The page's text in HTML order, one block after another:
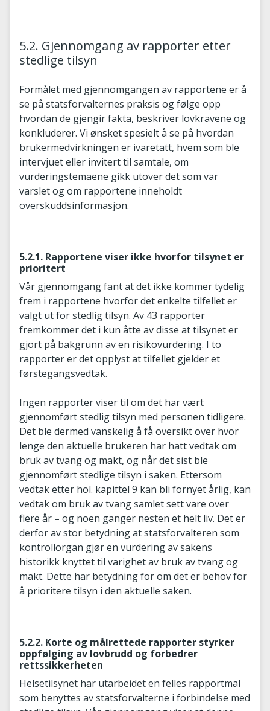
5.2. Gjennomgang av rapporter etter
stedlige tilsyn
Formålet med gjennomgangen av rapportene er å
se på statsforvalternes praksis og følge opp
hvordan de gjengir fakta, beskriver lovkravene og
konkluderer. Vi ønsket spesielt å se på hvordan
brukermedvirkningen er ivaretatt, hvem som ble
intervjuet eller invitert til samtale, om
vurderingstemaene gikk utover det som var
varslet og om rapportene inneholdt
overskuddsinformasjon.
5.2.1. Rapportene viser ikke hvorfor tilsynet er
prioritert
Vår gjennomgang fant at det ikke kommer tydelig
frem i rapportene hvorfor det enkelte tilfellet er
valgt ut for stedlig tilsyn. Av 43 rapporter
fremkommer det i kun åtte av disse at tilsynet er
gjort på bakgrunn av en risikovurdering. I to
rapporter er det opplyst at tilfellet gjelder et
førstegangsvedtak.
Ingen rapporter viser til om det har vært
gjennomført stedlig tilsyn med personen tidligere.
Det ble dermed vanskelig å få oversikt over hvor
lenge den aktuelle brukeren har hatt vedtak om
bruk av tvang og makt, og når det sist ble
gjennomført stedlige tilsyn i saken. Ettersom
vedtak etter hol. kapittel 9 kan bli fornyet årlig, kan
vedtak om bruk av tvang samlet sett vare over
flere år – og noen ganger nesten et helt liv. Det er
derfor av stor betydning at statsforvalteren som
kontrollorgan gjør en vurdering av sakens
historikk knyttet til varighet av bruk av tvang og
makt. Dette har betydning for om det er behov for
å prioritere tilsyn i den aktuelle saken.
5.2.2. Korte og målrettede rapporter styrker
oppfølging av lovbrudd og forbedrer
rettssikkerheten
Helsetilsynet har utarbeidet en felles rapportmal
som benyttes av statsforvalterne i forbindelse med